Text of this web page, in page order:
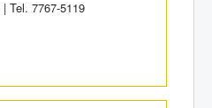
Tel. 7767-5119